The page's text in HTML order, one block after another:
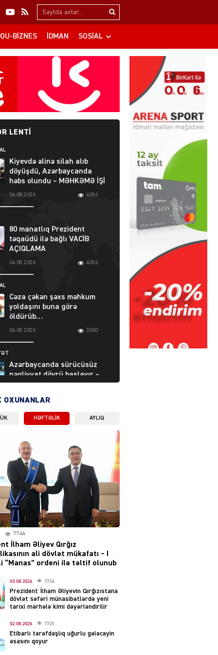
Search…
BIZNES İDMAN SOSIAL
LENTI
Kiyevdə əlinə silah alıb
döyüşdü, Azərbaycanda
həbs olundu – MƏHKƏMƏ İŞİ
04.08.2026 4386
80 manatlıq Prezident
təqaüdü ilə bağlı VACİB
AÇIQLAMA
04.08.2026 4386
Cəza çəkən şəxs məhkum
yoldaşını buna görə
öldürüb…
04.08.2026 3000
Azərbaycanda sürücüsüz
nəqliyyat dövrü başlayır –
BELƏ işləyəcək
04.08.2026
layihəsi ilə bağlı AÇIQLAMA
04.08.2026
Müharibə Rusiyanın belini
bükür
04.08.2026 4001
Ekranlardan uzaq qalan
məşhur aktrisanın yeni
çıxdı
04.08.2026 2168
Hüseyn Həsənov haqqında
həbs qərarı verildi –
Milyonluq əmlakı müsadirə
OXUNANLAR
HƏFTƏLIK AYLIQ
7744
İlham Əliyev Qırğız
ali dövlət mükafatı – I
“Manas” ordeni ilə təltif olunub
03.08.2026 7734
Prezident İlham Əliyevin Qırğızıstana
dövlət səfəri münasibətlərdə yeni
tarixi mərhələ kimi dəyərləndirilir
02.08.2026 7725
Etibarlı tərəfdaşlıq uğurlu gələcəyin
əsasını qoyur